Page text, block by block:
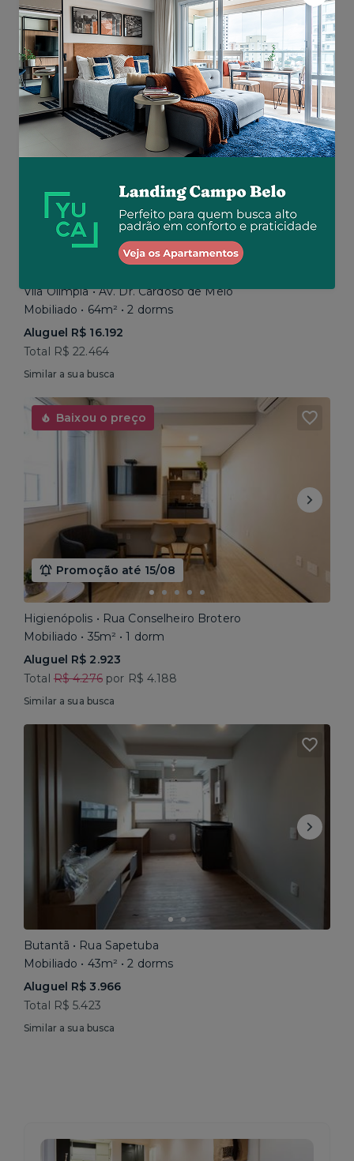
Aluguel R$ 5.200
Total R$ 5.200
Similar a sua busca
Vila Olímpia • Av. Dr. Cardoso de Melo
Mobiliado • 64m² • 2 dorms
Aluguel R$ 16.192
Total R$ 22.464
Similar a sua busca
Baixou o preço
Promoção até 15/08
Higienópolis • Rua Conselheiro Brotero
Mobiliado • 35m² • 1 dorm
Aluguel R$ 2.923
Total R$ 4.276por R$ 4.188
Similar a sua busca
Butantã • Rua Sapetuba
Mobiliado • 43m² • 2 dorms
Aluguel R$ 3.966
Total R$ 5.423
Similar a sua busca